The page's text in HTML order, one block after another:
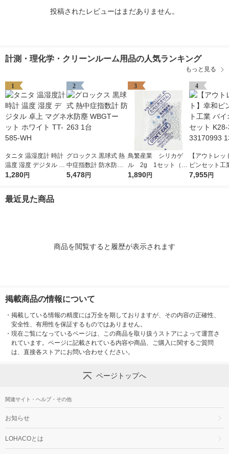
投稿されたレビューはまだありません。
計測・理化学・クリーンルーム用品の人気ランキング
もっと見る
1
タニタ 温湿度計 時計
温度 湿度 デジタル 卓
上 マグネット ホワイ
1,280円
2
グロックス 黒球式 熱
中症指数計 防水防塵
WBGTー263 1台
5,478円
3
鳥繁産業 シリカゲ
ル 2g 1セット（50
0個：100個入×5袋）
1,890円
4
【アウトレッ
ピンセット工
オピンセット
7,955円
最近見た商品
商品を閲覧すると履歴が表示されます
掲載商品の情報について
・ 掲載している情報の精度には万全を期しておりますが、その内容の正確性、
安全性、有用性を保証するものではありません。
・ 現在ご覧になっているページは、この商品を取り扱うストアによって運営さ
れています。ページに記載されている内容や商品、ご購入に関するご質問
は、直接各ストアにお問い合わせください。
ページトップへ
関連サイト・ヘルプ・その他
お知らせ
LOHACOとは